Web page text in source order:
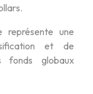
représente une
et de
fonds globaux